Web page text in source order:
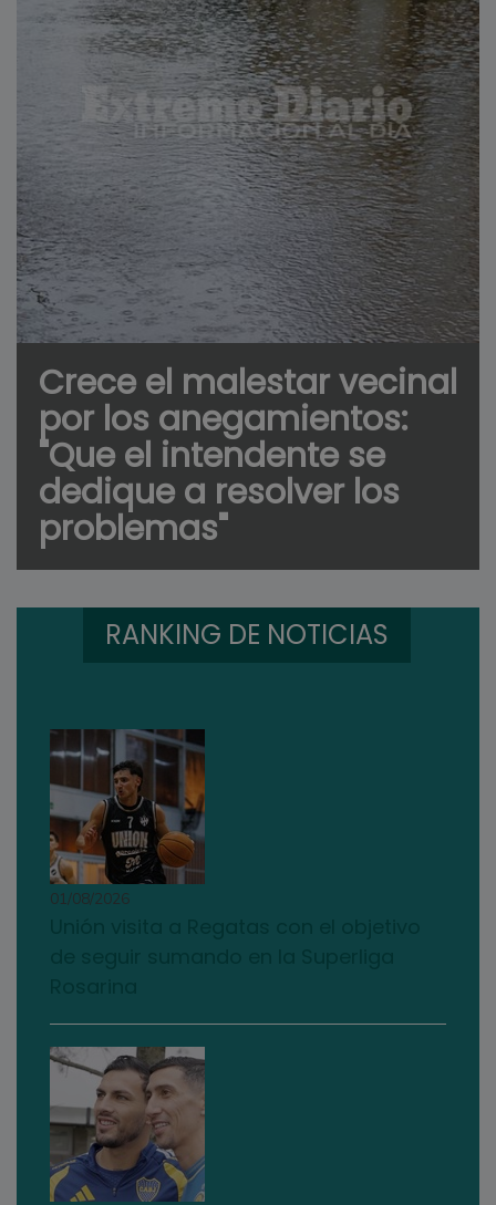
Crece el malestar vecinal
por los anegamientos:
"Que el intendente se
dedique a resolver los
problemas"
RANKING DE NOTICIAS
01/08/2026